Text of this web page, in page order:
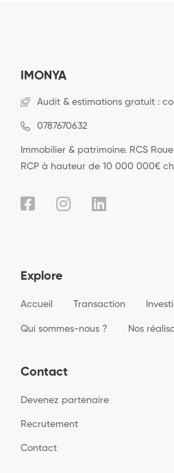
IMONYA
Audit & estimations gratuit :
0787670632
Immobilier & patrimoine. RCS
RCP à hauteur de 10 000 000€
Explore
Accueil Transaction
Qui sommes-nous ? Nos
Contact
Devenez partenaire
Recrutement
Contact